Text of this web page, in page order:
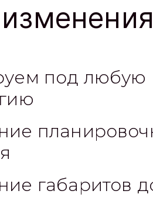
под любую
габаритов